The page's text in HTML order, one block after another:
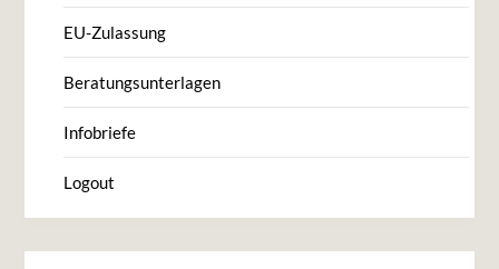
EU-Zulassung
Beratungsunterlagen
Infobriefe
Logout